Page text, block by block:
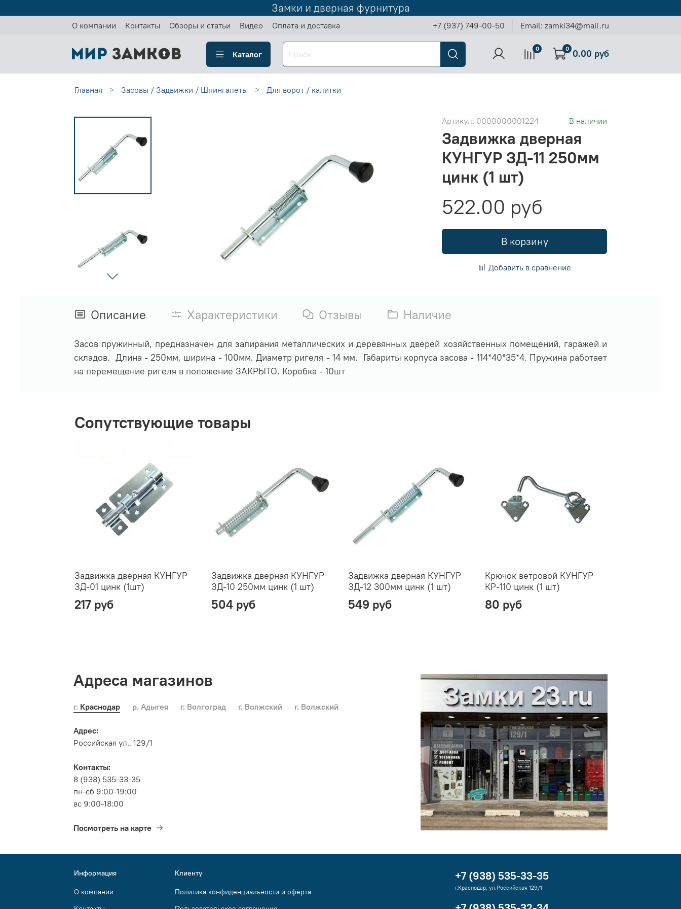
Замки и дверная фурнитура
О компании Контакты Обзоры и статьи Видео Оплата и доставка +7 (937) 749-00-50 Email: zamki34@mail.ru
Каталог
0 0 0.00 руб
Главная Засовы / Задвижки / Шпингалеты Для ворот / калитки
Артикул: 0000000001224 В наличии
Задвижка дверная
КУНГУР ЗД-11 250мм
цинк (1 шт)
522.00 руб
В корзину
Добавить в сравнение
Описание Характеристики Отзывы Наличие
Засов пружинный, предназначен для запирания металлических и деревянных дверей хозяйственных помещений, гаражей и
складов. Длина - 250мм, ширина - 100мм. Диаметр ригеля - 14 мм. Габариты корпуса засова - 114*40*35*4. Пружина работает
на перемещение ригеля в положение ЗАКРЫТО. Коробка - 10шт
Сопутствующие товары
Задвижка дверная КУНГУР
ЗД-01 цинк (1шт)
217 руб
Задвижка дверная КУНГУР
ЗД-10 250мм цинк (1 шт)
504 руб
Задвижка дверная КУНГУР
ЗД-12 300мм цинк (1 шт)
549 руб
Крючок ветровой КУНГУР
КР-110 цинк (1 шт)
80 руб
Адреса магазинов
г. Краснодар р. Адыгея г. Волгоград г. Волжский г. Волжский
Адрес:
Российская ул., 129/1
Контакты:
8 (938) 535-33-35
пн-сб 9:00-19:00
вс 9:00-18:00
Посмотреть на карте
Информация
О компании
Клиенту
Политика конфиденциальности и оферта
+7 (938) 535-33-35
г.Краснодар, ул.Российская 129/1